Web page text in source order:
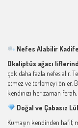
Nefes Alabilir
Okaliptüs ağacı
çok daha fazla nefes alır.
etmez ve terlemeyi önler.
kendinizi her zaman
Doğal ve Çabasız
Kumaşın kendinden hafif,